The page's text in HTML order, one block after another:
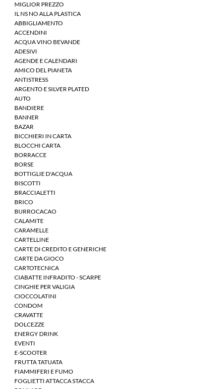
MIGLIOR PREZZO
IL NS NO ALLA PLASTICA
ABBIGLIAMENTO
ACCENDINI
ACQUA VINO BEVANDE
ADESIVI
AGENDE E CALENDARI
AMICO DEL PIANETA
ANTISTRESS
ARGENTO E SILVER PLATED
AUTO
BANDIERE
BANNER
BAZAR
BICCHIERI IN CARTA
BLOCCHI CARTA
BORRACCE
BORSE
BOTTIGLIE D'ACQUA
BISCOTTI
BRACCIALETTI
BRICO
BURROCACAO
CALAMITE
CARAMELLE
CARTELLINE
CARTE DI CREDITO E GENERICHE
CARTE DA GIOCO
CARTOTECNICA
CIABATTE INFRADITO - SCARPE
CINGHIE PER VALIGIA
CIOCCOLATINI
CONDOM
CRAVATTE
DOLCEZZE
ENERGY DRINK
EVENTI
E-SCOOTER
FRUTTA TATUATA
FIAMMIFERI E FUMO
FOGLIETTI ATTACCA STACCA